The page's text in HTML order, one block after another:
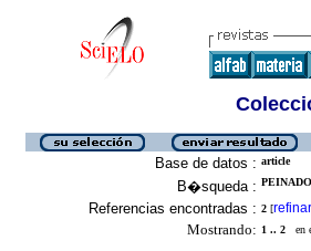
Base de datos : article
B�squeda :
Referencias encontradas : 2 [refinar
Mostrando: 1 .. 2 en